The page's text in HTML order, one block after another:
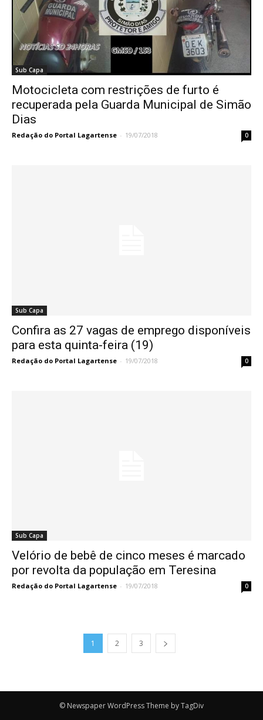
Sub Capa
Motocicleta com restrições de furto é
recuperada pela Guarda Municipal de Simão
Dias
Redação do Portal Lagartense - 19/07/2018 0
Sub Capa
Confira as 27 vagas de emprego disponíveis
para esta quinta-feira (19)
Redação do Portal Lagartense - 19/07/2018 0
Sub Capa
Velório de bebê de cinco meses é marcado
por revolta da população em Teresina
Redação do Portal Lagartense - 19/07/2018 0
1 2 3
© Newspaper WordPress Theme by TagDiv